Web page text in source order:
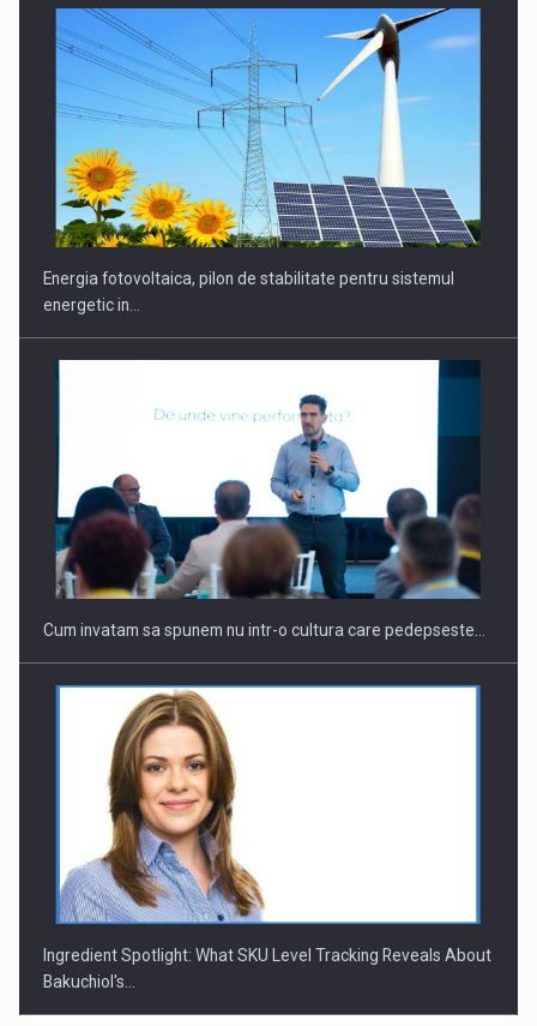
CEO Conference - Shaping The Future - Technology and…
Webinar - Business Evolution-RETHINK STRATEGY-Finantare
Investitii Digitalizare
Energia fotovoltaica, pilon de stabilitate pentru sistemul
energetic in…
Cum invatam sa spunem nu intr-o cultura care pedepseste…
Ingredient Spotlight: What SKU Level Tracking Reveals About
Bakuchiol's…